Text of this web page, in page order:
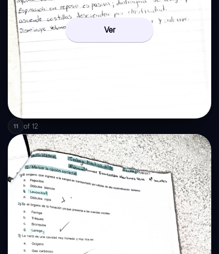
Ver
11 of 12